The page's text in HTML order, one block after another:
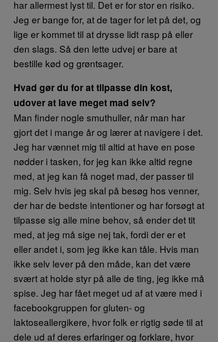
har allermest lyst til. Det er for stor en risiko.
Jeg er bange for, at de tager for let på det, og
lige er kommet til at drysse lidt rasp på eller
den slags. Så den lette udvej er bare at
bestille kød og grøntsager.
Hvad gør du for at tilpasse din kost,
udover at lave meget mad selv?
Man finder nogle smuthuller, når man har
gjort det i mange år og lærer at navigere i det.
Jeg har vænnet mig til altid at have en pose
nødder i tasken, for jeg kan ikke altid regne
med, at jeg kan få noget mad, der passer til
mig. Selv hvis jeg skal på besøg hos venner,
der har de bedste intentioner og har forsøgt at
tilpasse sig alle mine behov, så ender det tit
med, at jeg må sige nej tak, fordi der er et
eller andet i, som jeg ikke kan tåle. Hvis man
ikke selv lever på den måde, kan det være
svært at holde styr på alle de ting, jeg ikke må
spise. Jeg har fået meget ud af at være med i
facebookgruppen for gluten- og
laktoseallergikere, hvor folk er rigtig søde til at
dele ud af deres erfaringer og forklare, hvor